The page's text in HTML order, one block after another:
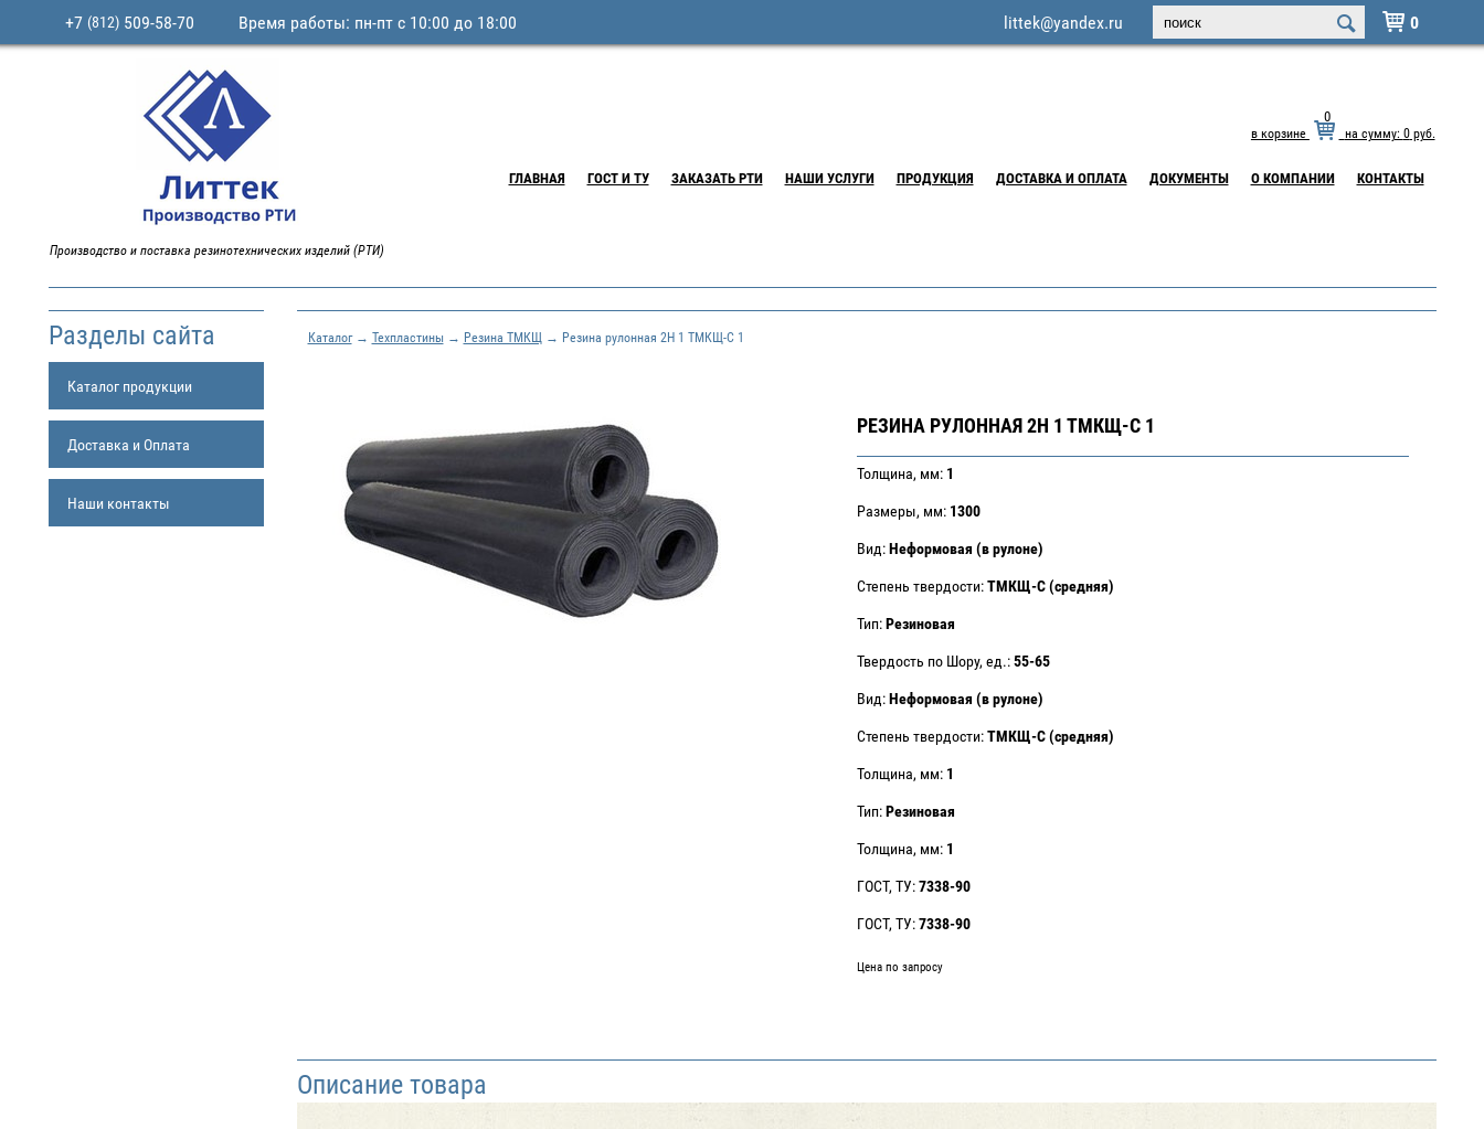
 0
+7 (812)509-58-70 Время работы: пн-пт с 10:00 до 18:00 littek@yandex.ru
Производство и поставка резинотехнических изделий (РТИ)
в корзине
0
на сумму: 0руб.
ГЛАВНАЯ ГОСТ И ТУ ЗАКАЗАТЬ РТИ НАШИ УСЛУГИ ПРОДУКЦИЯ ДОСТАВКА И ОПЛАТА ДОКУМЕНТЫ О КОМПАНИИ КОНТАКТЫ
Разделы сайта
Каталог продукции
Доставка и Оплата
Наши контакты
Каталог→ Техпластины→ Резина ТМКЩ → Резина рулонная 2Н 1 ТМКЩ-С 1
РЕЗИНА РУЛОННАЯ 2Н 1 ТМКЩ-С 1
Толщина, мм: 1
Размеры, мм: 1300
Вид:Неформовая (в рулоне)
Степень твердости:ТМКЩ-С (средняя)
Тип:Резиновая
Твердость по Шору, ед.:55-65
Вид:Неформовая (в рулоне)
Степень твердости:ТМКЩ-С (средняя)
Толщина, мм: 1
Тип:Резиновая
Толщина, мм: 1
ГОСТ, ТУ:7338-90
ГОСТ, ТУ:7338-90
Цена по запросу
Описание товара